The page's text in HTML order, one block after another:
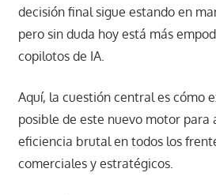
decisión final sigue estando en
pero sin duda hoy está más
copilotos de IA.
Aquí, la cuestión central es cómo
posible de este nuevo motor para
eficiencia brutal en todos los
comerciales y estratégicos.